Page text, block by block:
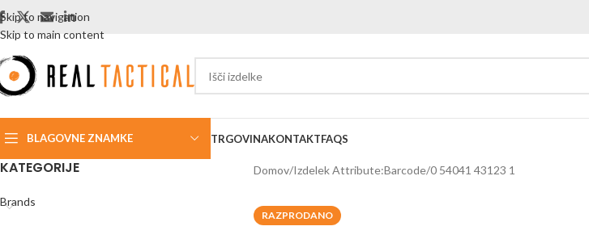
Skip to navigation
Skip to main content
BLAGOVNE ZNAMKE TRGOVINAKONTAKTFAQS
KATEGORIJE
Brands
Domov Izdelek Attribute:Barcode 0 54041 43123 1
RAZPRODANO